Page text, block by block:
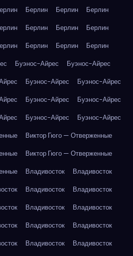
Берлин Берлин
Берлин
Берлин Берлин
Берлин
Берлин Берлин
Берлин
Буэнос-Айрес
Буэнос-Айрес
Буэнос-Айрес
Буэнос-Айрес
Буэнос-Айрес
Буэнос-Айрес
Буэнос-Айрес
Буэнос-Айрес
Виктор Гюго — Отверженные
Виктор Гюго — Отверженные
Владивосток
Владивосток
Владивосток
Владивосток
Владивосток
Владивосток
Владивосток
Владивосток
Владивосток
Владивосток